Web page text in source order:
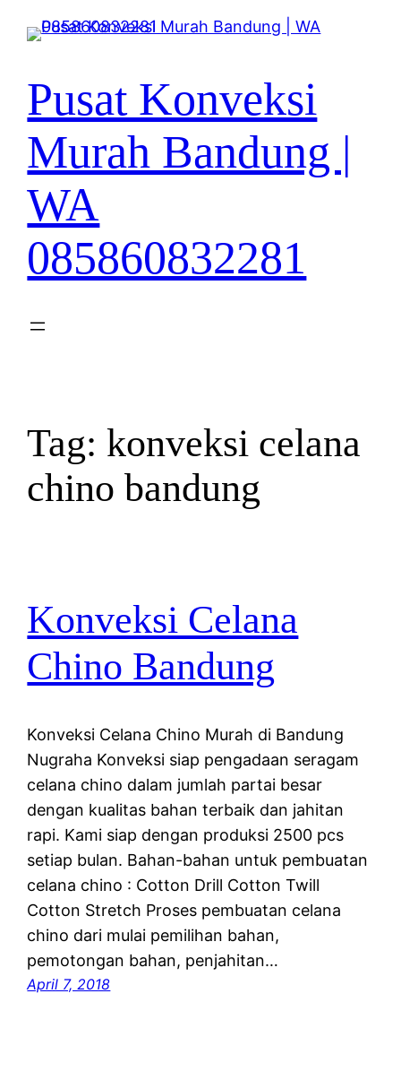
Lewati
Pusat Konveksi
Murah Bandung |
WA
085860832281
Tag:konveksi celana
chino bandung
Konveksi Celana
Chino Bandung
Konveksi Celana Chino Murah di Bandung
Nugraha Konveksi siap pengadaan seragam
celana chino dalam jumlah partai besar
dengan kualitas bahan terbaik dan jahitan
rapi. Kami siap dengan produksi 2500 pcs
setiap bulan. Bahan-bahan untuk pembuatan
celana chino : Cotton Drill Cotton Twill
Cotton Stretch Proses pembuatan celana
chino dari mulai pemilihan bahan,
pemotongan bahan, penjahitan…
April 7, 2018